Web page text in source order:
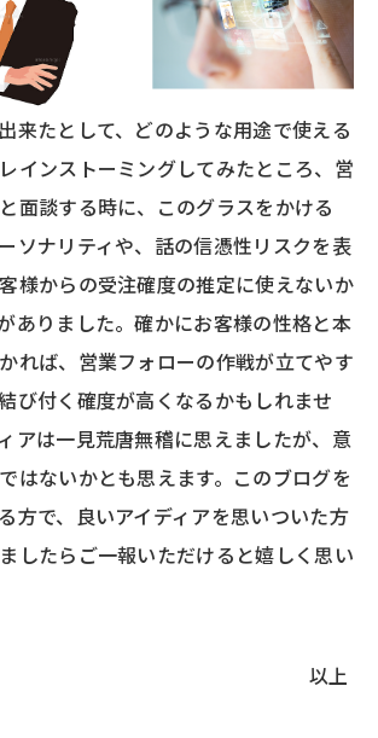
来たとして、どのような用途で使える
インストーミングしてみたところ、営
面談する時に、このグラスをかける
ソナリティや、話の信憑性リスクを表
様からの受注確度の推定に使えないか
ありました。確かにお客様の性格と本
れば、営業フォローの作戦が立てやす
び付く確度が高くなるかもしれませ
アは一見荒唐無稽に思えましたが、意
はないかとも思えます。このブログを
方で、良いアイディアを思いついた方
したらご一報いただけると嬉しく思い
以上